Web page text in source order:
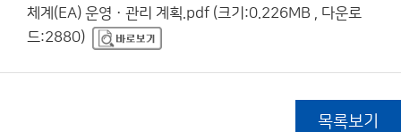
체계(EA) 운영ㆍ관리 계획.pdf (크기:0.226MB , 다운로
드:2880)
목록보기